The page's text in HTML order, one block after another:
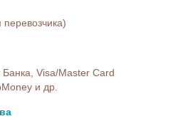
Visa/Master Card
и др.